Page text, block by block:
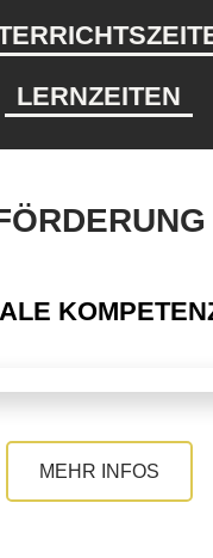
LERNZEITEN
MEHR INFOS